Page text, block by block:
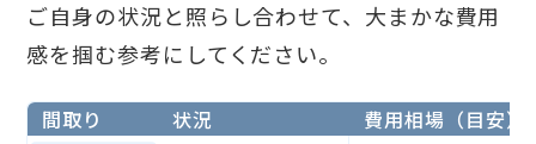
ご自身の状況と照らし合わせて、大まかな費用
感を掴む参考にしてください。
間取り 状況 費用相場（目安）